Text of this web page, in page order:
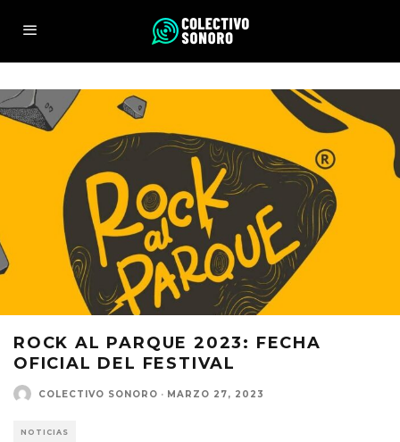
ROCK AL PARQUE 2023: FECHA
OFICIAL DEL FESTIVAL
COLECTIVO SONORO · MARZO 27, 2023
NOTICIAS